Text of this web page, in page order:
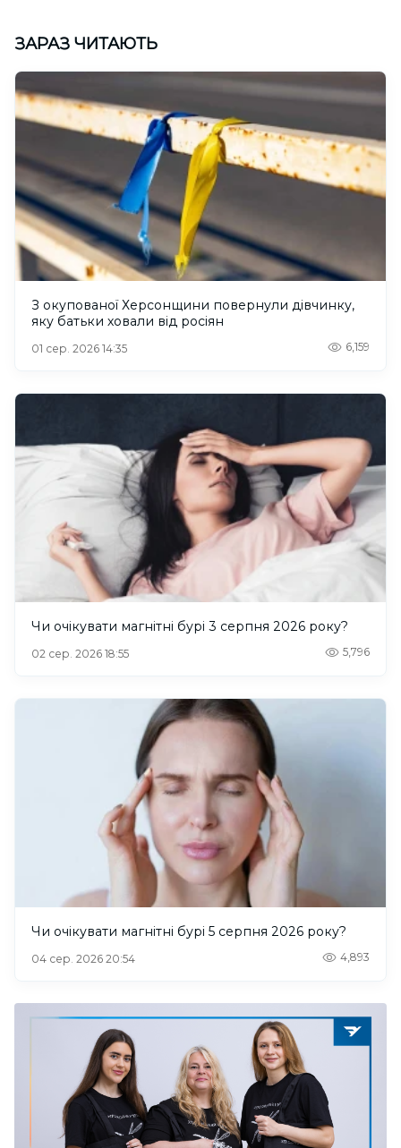
ЗАРАЗ ЧИТАЮТЬ
З окупованої Херсонщини повернули дівчинку,
яку батьки ховали від росіян
01 сер. 2026 14:35 6,159
Чи очікувати магнітні бурі 3 серпня 2026 року?
02 сер. 2026 18:55 5,796
Чи очікувати магнітні бурі 5 серпня 2026 року?
04 сер. 2026 20:54 4,893